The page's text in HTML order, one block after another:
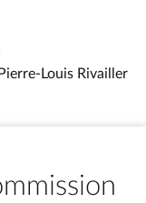
Louis Rivailler